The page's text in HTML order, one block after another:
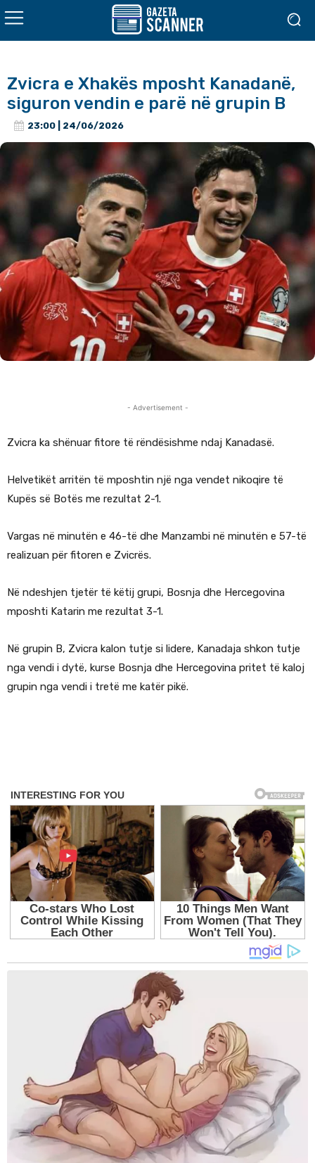
Zvicra e Xhakës mposht Kanadanë,
siguron vendin e parë në grupin B
23:00 | 24/06/2026
- Advertisement -
Zvicra ka shënuar fitore të rëndësishme ndaj Kanadasë.
Helvetikët arritën të mposhtin një nga vendet nikoqire të
Kupës së Botës me rezultat 2-1.
Vargas në minutën e 46-të dhe Manzambi në minutën e 57-të
realizuan për fitoren e Zvicrës.
Në ndeshjen tjetër të këtij grupi, Bosnja dhe Hercegovina
mposhti Katarin me rezultat 3-1.
Në grupin B, Zvicra kalon tutje si lidere, Kanadaja shkon tutje
nga vendi i dytë, kurse Bosnja dhe Hercegovina pritet të kaloj
grupin nga vendi i tretë me katër pikë.